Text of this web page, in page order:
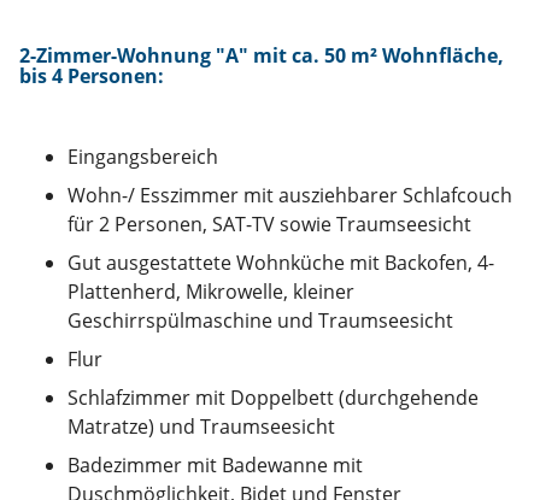
2-Zimmer-Wohnung "A" mit ca. 50 m² Wohnfläche,
bis 4 Personen:
Eingangsbereich
Wohn-/ Esszimmer mit ausziehbarer Schlafcouch
für 2 Personen, SAT-TV sowie Traumseesicht
Gut ausgestattete Wohnküche mit Backofen, 4-
Plattenherd, Mikrowelle, kleiner
Geschirrspülmaschine und Traumseesicht
Flur
Schlafzimmer mit Doppelbett (durchgehende
Matratze) und Traumseesicht
Badezimmer mit Badewanne mit
Duschmöglichkeit, Bidet und Fenster